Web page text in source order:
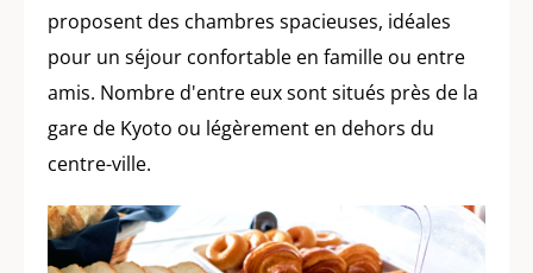
proposent des chambres spacieuses, idéales
pour un séjour confortable en famille ou entre
amis. Nombre d'entre eux sont situés près de la
gare de Kyoto ou légèrement en dehors du
centre-ville.